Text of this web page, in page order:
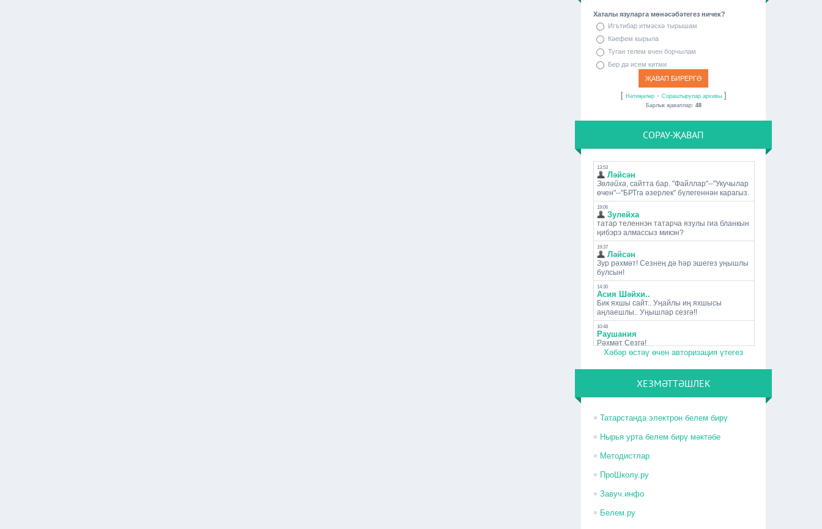
Хаталы язуларга мөнәсәбәтегез ничек?
Игътибар итмәскә тырышам
Кәефем кырыла
Туган телем өчен борчылам
Бер дә исем китми
[ Нәтиҗәләр· Сораштырулар архивы]
Барлык җаваплар: 48
СОРАУ-ҖАВАП
Хәбәр өстәү өчен авторизация үтегез
ХЕЗМӘТТӘШЛЕК
Татарстанда электрон белем бирү
Нырья урта белем бирү мәктәбе
Методистлар
ПроШколу.ру
Завуч.инфо
Белем.ру